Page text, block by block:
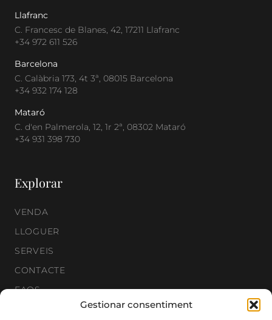
Gestionar consentiment
Llafranc
C. Francesc de Blanes, 42, 17211 Llafranc
+34 972 611 526
Barcelona
C. Calàbria 173, 4t 3ª, 08015 Barcelona
+34 932 174 128
Mataró
C. d'en Palmerola, 12, 1r 2ª, 08302 Mataró
+34 931 398 730
Explorar
VENDA
LLOGUER
SERVEIS
CONTACTE
FAQS